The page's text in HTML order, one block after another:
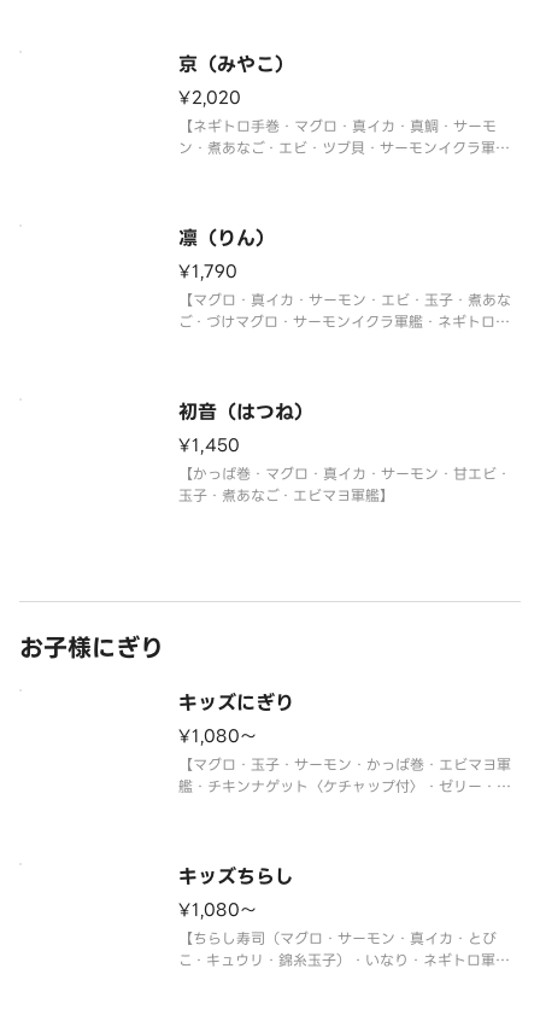
京（みやこ）
¥2,020
【ネギトロ手巻・マグロ・真イカ・真鯛・サーモ
ン・煮あなご・エビ・ツブ貝・サーモンイクラ軍
凛（りん）
¥1,790
【マグロ・真イカ・サーモン・エビ・玉子・煮あな
ご・づけマグロ・サーモンイクラ軍艦・ネギトロ軍
初音（はつね）
¥1,450
【かっぱ巻・マグロ・真イカ・サーモン・甘エビ・
玉子・煮あなご・エビマヨ軍艦】
お子様にぎり
キッズにぎり
¥1,080〜
【マグロ・玉子・サーモン・かっぱ巻・エビマヨ軍
艦・チキンナゲット〈ケチャップ付〉・ゼリー・ジ
キッズちらし
¥1,080〜
【ちらし寿司（マグロ・サーモン・真イカ・とび
こ・キュウリ・錦糸玉子）・いなり・ネギトロ軍